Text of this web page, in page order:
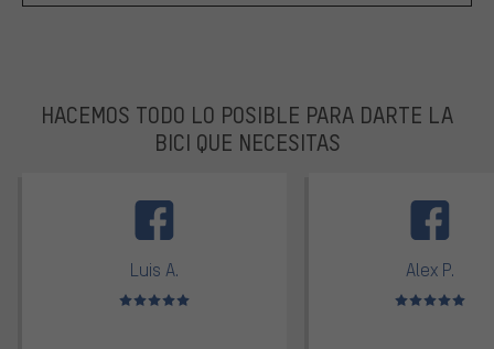
HACEMOS TODO LO POSIBLE PARA DARTE LA
BICI QUE NECESITAS
Luis A.
Valoración media: 5 de 5
Alex P.
Valoración